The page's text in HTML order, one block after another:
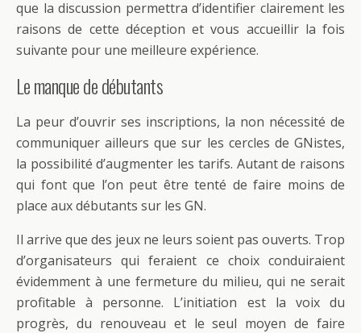
que la discussion permettra d’identifier clairement les
raisons de cette déception et vous accueillir la fois
suivante pour une meilleure expérience.
Le manque de débutants
La peur d’ouvrir ses inscriptions, la non nécessité de
communiquer ailleurs que sur les cercles de GNistes,
la possibilité d’augmenter les tarifs. Autant de raisons
qui font que l’on peut être tenté de faire moins de
place aux débutants sur les GN.
Il arrive que des jeux ne leurs soient pas ouverts. Trop
d’organisateurs qui feraient ce choix conduiraient
évidemment à une fermeture du milieu, qui ne serait
profitable à personne. L’initiation est la voix du
progrès, du renouveau et le seul moyen de faire